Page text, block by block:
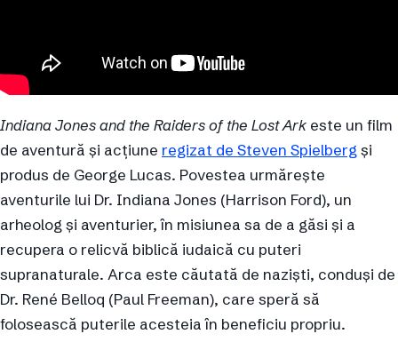
Indiana Jones and the Raiders of the Lost Ark este un film
de aventură și acțiune regizat de Steven Spielberg și
produs de George Lucas. Povestea urmărește
aventurile lui Dr. Indiana Jones (Harrison Ford), un
arheolog și aventurier, în misiunea sa de a găsi și a
recupera o relicvă biblică iudaică cu puteri
supranaturale. Arca este căutată de naziști, conduși de
Dr. René Belloq (Paul Freeman), care speră să
folosească puterile acesteia în beneficiu propriu.